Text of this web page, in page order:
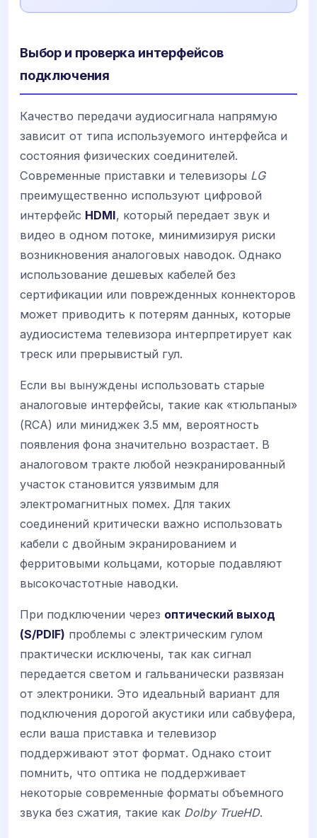
Выбор и проверка интерфейсов
подключения
Качество передачи аудиосигнала напрямую
зависит от типа используемого интерфейса и
состояния физических соединителей.
Современные приставки и телевизоры LG
преимущественно используют цифровой
интерфейс HDMI, который передает звук и
видео в одном потоке, минимизируя риски
возникновения аналоговых наводок. Однако
использование дешевых кабелей без
сертификации или поврежденных коннекторов
может приводить к потерям данных, которые
аудиосистема телевизора интерпретирует как
треск или прерывистый гул.
Если вы вынуждены использовать старые
аналоговые интерфейсы, такие как «тюльпаны»
(RCA) или миниджек 3.5 мм, вероятность
появления фона значительно возрастает. В
аналоговом тракте любой неэкранированный
участок становится уязвимым для
электромагнитных помех. Для таких
соединений критически важно использовать
кабели с двойным экранированием и
ферритовыми кольцами, которые подавляют
высокочастотные наводки.
При подключении через оптический выход
(S/PDIF) проблемы с электрическим гулом
практически исключены, так как сигнал
передается светом и гальванически развязан
от электроники. Это идеальный вариант для
подключения дорогой акустики или сабвуфера,
если ваша приставка и телевизор
поддерживают этот формат. Однако стоит
помнить, что оптика не поддерживает
некоторые современные форматы объемного
звука без сжатия, такие как Dolby TrueHD.